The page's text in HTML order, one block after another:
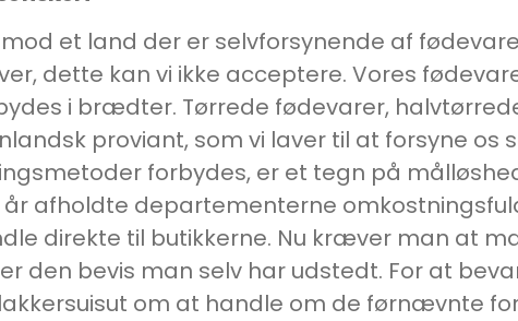
et land der er selvforsynende af
dette kan vi ikke acceptere. Vores
i brædter. Tørrede fødevarer,
proviant, som vi laver til at forsyne os
forbydes, er et tegn på
afholdte departementerne
direkte til butikkerne. Nu kræver man at
den bevis man selv har udstedt. For at
om at handle om de førnævnte